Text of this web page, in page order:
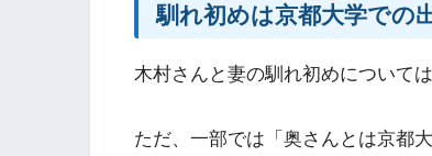
馴れ初めは京都大学での
木村さんと妻の馴れ初めについて
ただ、一部では「奥さんとは京都